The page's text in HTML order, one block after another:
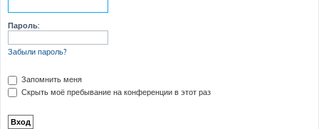
Пароль:
Забыли пароль?
Запомнить меня
Скрыть моё пребывание на конференции в этот раз